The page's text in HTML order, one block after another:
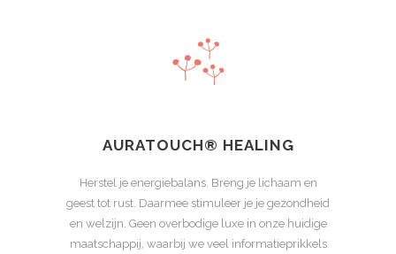
AURATOUCH® HEALING
Herstel je energiebalans. Breng je lichaam en
geest tot rust. Daarmee stimuleer je je gezondheid
en welzijn. Geen overbodige luxe in onze huidige
maatschappij, waarbij we veel informatieprikkels